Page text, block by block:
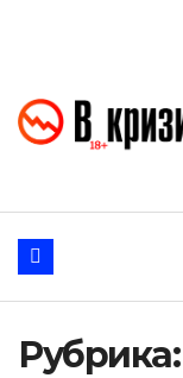
Рубрика: